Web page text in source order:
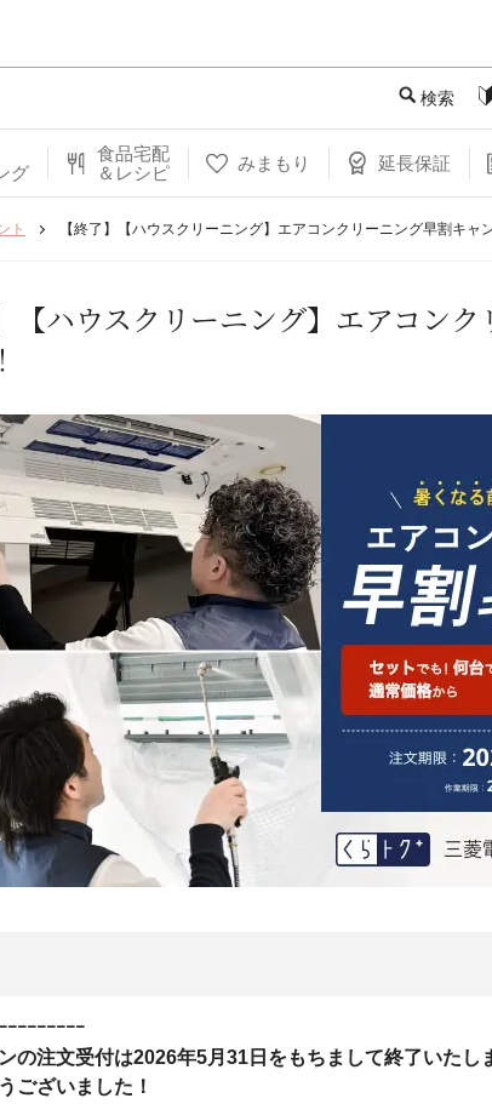
検索
グ
食品宅配
＆レシピ
みまもり 延長保証
ト 【終了】【ハウスクリーニング】エアコンクリーニング早割キャ
【ハウスクリーニング】エアコン
ｰｰｰｰｰｰｰｰ
の注文受付は2026年5月31日をもちまして終了いたし
ございました！